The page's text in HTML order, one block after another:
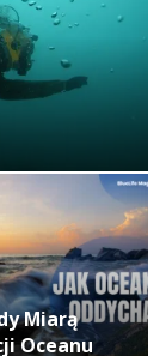
Miarą
Oceanu